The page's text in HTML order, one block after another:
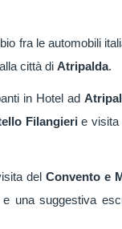
fra le automobili
città di Atripalda.
in Hotel ad
Filangierie visita
del Convento e
una suggestiva